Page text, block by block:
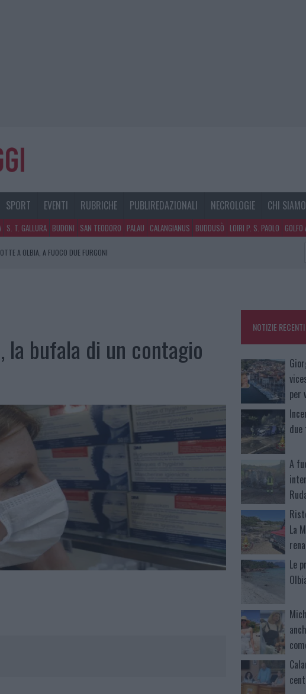
SPORT EVENTI RUBRICHE PUBLIREDAZIONALI NECROLOGIE CHI SIAMO
S. T. GALLURA BUDONI SAN TEODORO PALAU CALANGIANUS BUDDUSÒ LOIRI P. S. PAOLO
A OLBIA, A FUOCO DUE FURGONI
la bufala di un contagio
NOTIZIE RECENTI
per
A
La
rena
Le